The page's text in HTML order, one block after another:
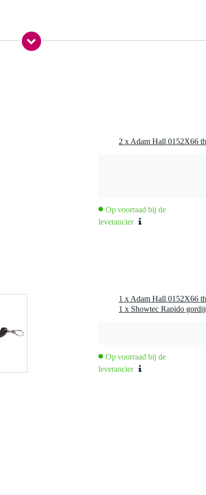
Op voorraad bij de
leverancier
1 x Showtec Rapido
Op voorraad bij de
leverancier